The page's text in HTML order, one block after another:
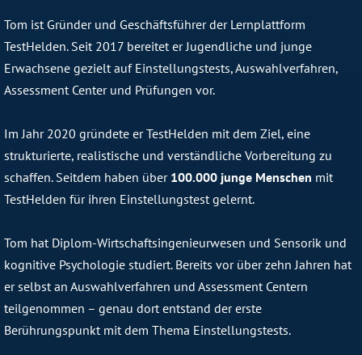
Tom ist Gründer und Geschäftsführer der Lernplattform
TestHelden. Seit 2017 bereitet er Jugendliche und junge
Erwachsene gezielt auf Einstellungstests, Auswahlverfahren,
Assessment Center und Prüfungen vor.
Im Jahr 2020 gründete er TestHelden mit dem Ziel, eine
strukturierte, realistische und verständliche Vorbereitung zu
schaffen. Seitdem haben über 100.000 junge Menschen mit
TestHelden für ihren Einstellungstest gelernt.
Tom hat Diplom-Wirtschaftsingenieurwesen und Sensorik und
kognitive Psychologie studiert. Bereits vor über zehn Jahren hat
er selbst an Auswahlverfahren und Assessment Centern
teilgenommen – genau dort entstand der erste
Berührungspunkt mit dem Thema Einstellungstests.